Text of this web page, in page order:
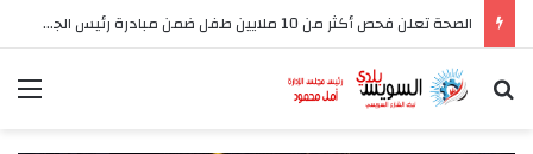
الصحة تعلن فحص أكثر من 10 ملايين طفل ضمن مبادرة رئيس الجمهورية للكشف المبكر وعلاج فقدان السمع لدى حديثي الولادة
بحث عن